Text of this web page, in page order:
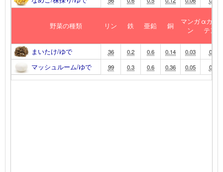
野菜の種類 リン 鉄 亜鉛 銅
マンガ
ン
αカロ
テン
まいたけ/ゆで 36 0.2 0.6 0.14 0.03 0
マッシュルーム/ゆで 99 0.3 0.6 0.36 0.05 0